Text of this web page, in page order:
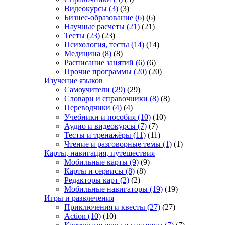
Видеокурсы (3) (3)
Бизнес-образование (6) (6)
Научные расчеты (21) (21)
Тесты (23) (23)
Психология, тесты (14) (14)
Медицина (8) (8)
Расписание занятий (6) (6)
Прочие программы (20) (20)
Изучение языков
Самоучители (29) (29)
Словари и справочники (8) (8)
Переводчики (4) (4)
Учебники и пособия (10) (10)
Аудио и видеокурсы (7) (7)
Тесты и тренажёры (11) (11)
Чтение и разговорные темы (1) (1)
Карты, навигация, путешествия
Мобильные карты (9) (9)
Карты и сервисы (8) (8)
Редакторы карт (2) (2)
Мобильные навигаторы (19) (19)
Игры и развлечения
Приключения и квесты (27) (27)
Action (10) (10)